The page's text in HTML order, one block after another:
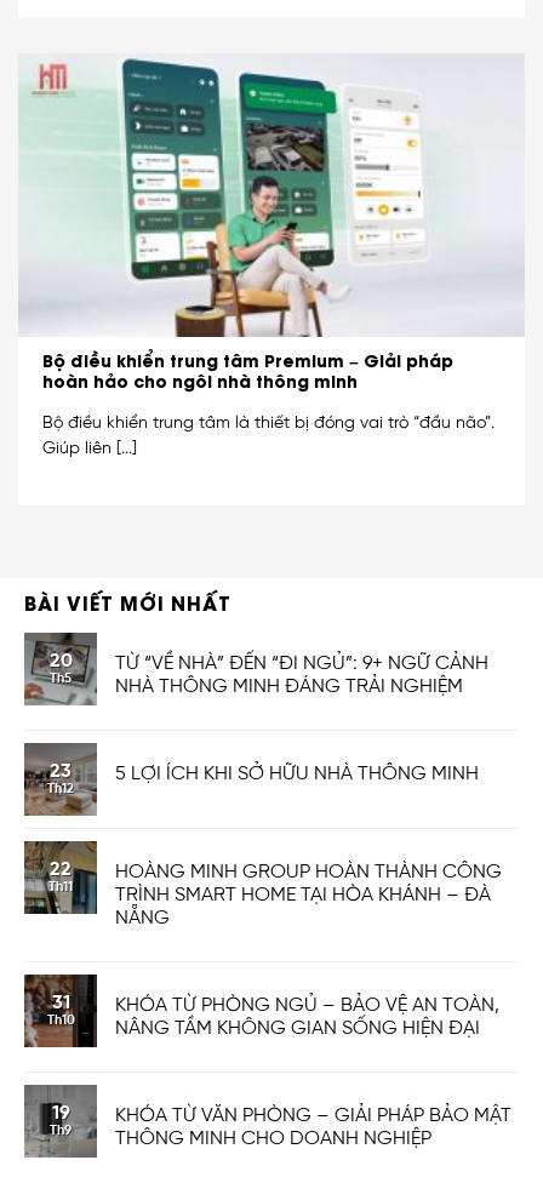
Bộ điều khiển trung tâm Premium – Giải pháp
hoàn hảo cho ngôi nhà thông minh
Bộ điều khiển trung tâm là thiết bị đóng vai trò “đầu não”.
Giúp liên [...]
BÀI VIẾT MỚI NHẤT
20
Th5
TỪ “VỀ NHÀ” ĐẾN “ĐI NGỦ”: 9+ NGỮ CẢNH
NHÀ THÔNG MINH ĐÁNG TRẢI NGHIỆM
23
Th12
5 LỢI ÍCH KHI SỞ HỮU NHÀ THÔNG MINH
22
Th11
HOÀNG MINH GROUP HOÀN THÀNH CÔNG
TRÌNH SMART HOME TẠI HÒA KHÁNH – ĐÀ
NẴNG
31
Th10
KHÓA TỪ PHÒNG NGỦ – BẢO VỆ AN TOÀN,
NÂNG TẦM KHÔNG GIAN SỐNG HIỆN ĐẠI
19
Th9
KHÓA TỪ VĂN PHÒNG – GIẢI PHÁP BẢO MẬT
THÔNG MINH CHO DOANH NGHIỆP